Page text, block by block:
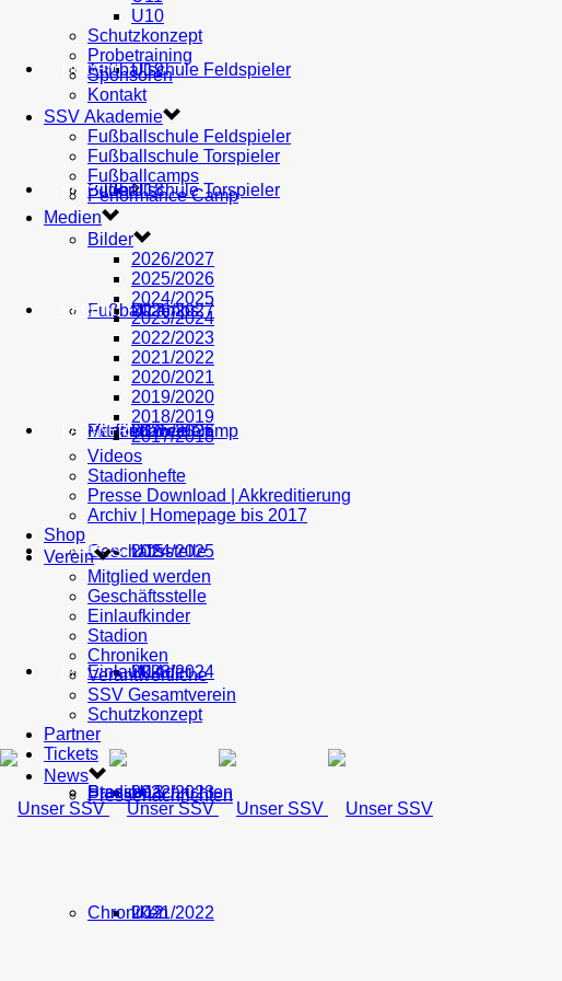
AH U19
U18
U17
U16
U15
U14
U13
U12
Fußballschule Feldspieler
Fußballschule Torspieler
Fußballcamps
Performance Camp
MEDIEN
Bilder
2026/2027
2025/2026
2024/2025
2023/2024
2022/2023
2021/2022
SHOP
VEREIN
Mitglied werden
Geschäftsstelle
Einlaufkinder
Stadion
Chroniken
PARTNER
TICKETS
NEWS
Pressenachrichten
U10
Schutzkonzept
Probetraining
Sponsoren
Kontakt
SSV Akademie
Fußballschule Feldspieler
Fußballschule Torspieler
Fußballcamps
Performance Camp
Medien
Bilder
2026/2027
2025/2026
2024/2025
2023/2024
2022/2023
2021/2022
2020/2021
2019/2020
2018/2019
2017/2018
Videos
Stadionhefte
Presse Download | Akkreditierung
Archiv | Homepage bis 2017
Shop
Verein
Mitglied werden
Geschäftsstelle
Einlaufkinder
Stadion
Chroniken
Verantwortliche
SSV Gesamtverein
Schutzkonzept
Partner
Tickets
News
Pressenachrichten